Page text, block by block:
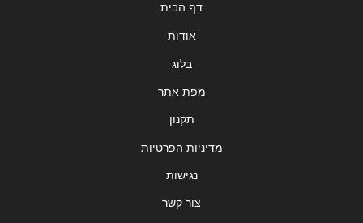
דף הבית
אודות
בלוג
מפת אתר
תקנון
מדיניות הפרטיות
נגישות
צור קשר